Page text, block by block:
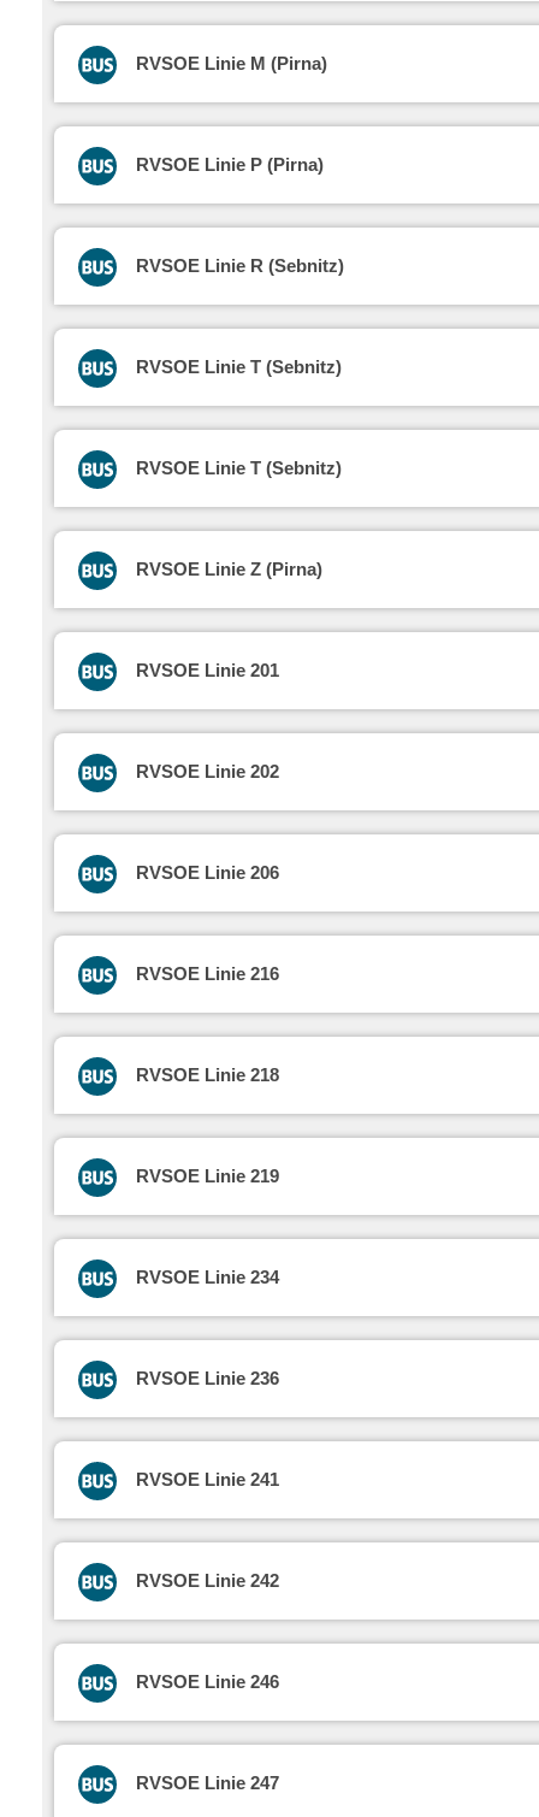
RVSOE Linie M (Pirna)
RVSOE Linie P (Pirna)
RVSOE Linie R (Sebnitz)
RVSOE Linie T (Sebnitz)
RVSOE Linie T (Sebnitz)
RVSOE Linie Z (Pirna)
RVSOE Linie 201
RVSOE Linie 202
RVSOE Linie 206
RVSOE Linie 216
RVSOE Linie 218
RVSOE Linie 219
RVSOE Linie 234
RVSOE Linie 236
RVSOE Linie 241
RVSOE Linie 242
RVSOE Linie 246
RVSOE Linie 247